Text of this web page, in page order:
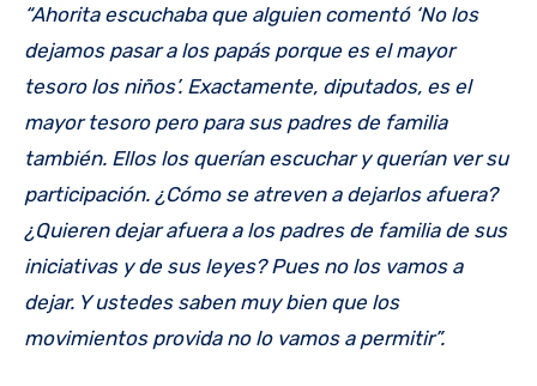
“Ahorita escuchaba que alguien comentó ‘No los
dejamos pasar a los papás porque es el mayor
tesoro los niños’. Exactamente, diputados, es el
mayor tesoro pero para sus padres de familia
también. Ellos los querían escuchar y querían ver su
participación. ¿Cómo se atreven a dejarlos afuera?
¿Quieren dejar afuera a los padres de familia de sus
iniciativas y de sus leyes? Pues no los vamos a
dejar. Y ustedes saben muy bien que los
movimientos provida no lo vamos a permitir”.